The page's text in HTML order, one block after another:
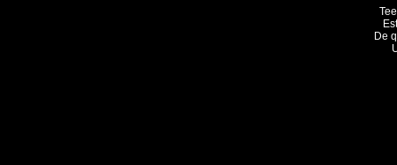
De